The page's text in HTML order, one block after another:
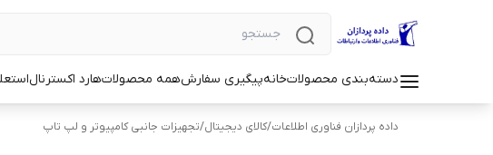
دسته‌بندی محصولاتخانهپیگیری سفارشهمه محصولاتهارد اکسترنال
داده پردازان فناوری اطلاعات/کالای دیجیتال/تجهیزات جانبی کامپیوتر و لپ تاپ